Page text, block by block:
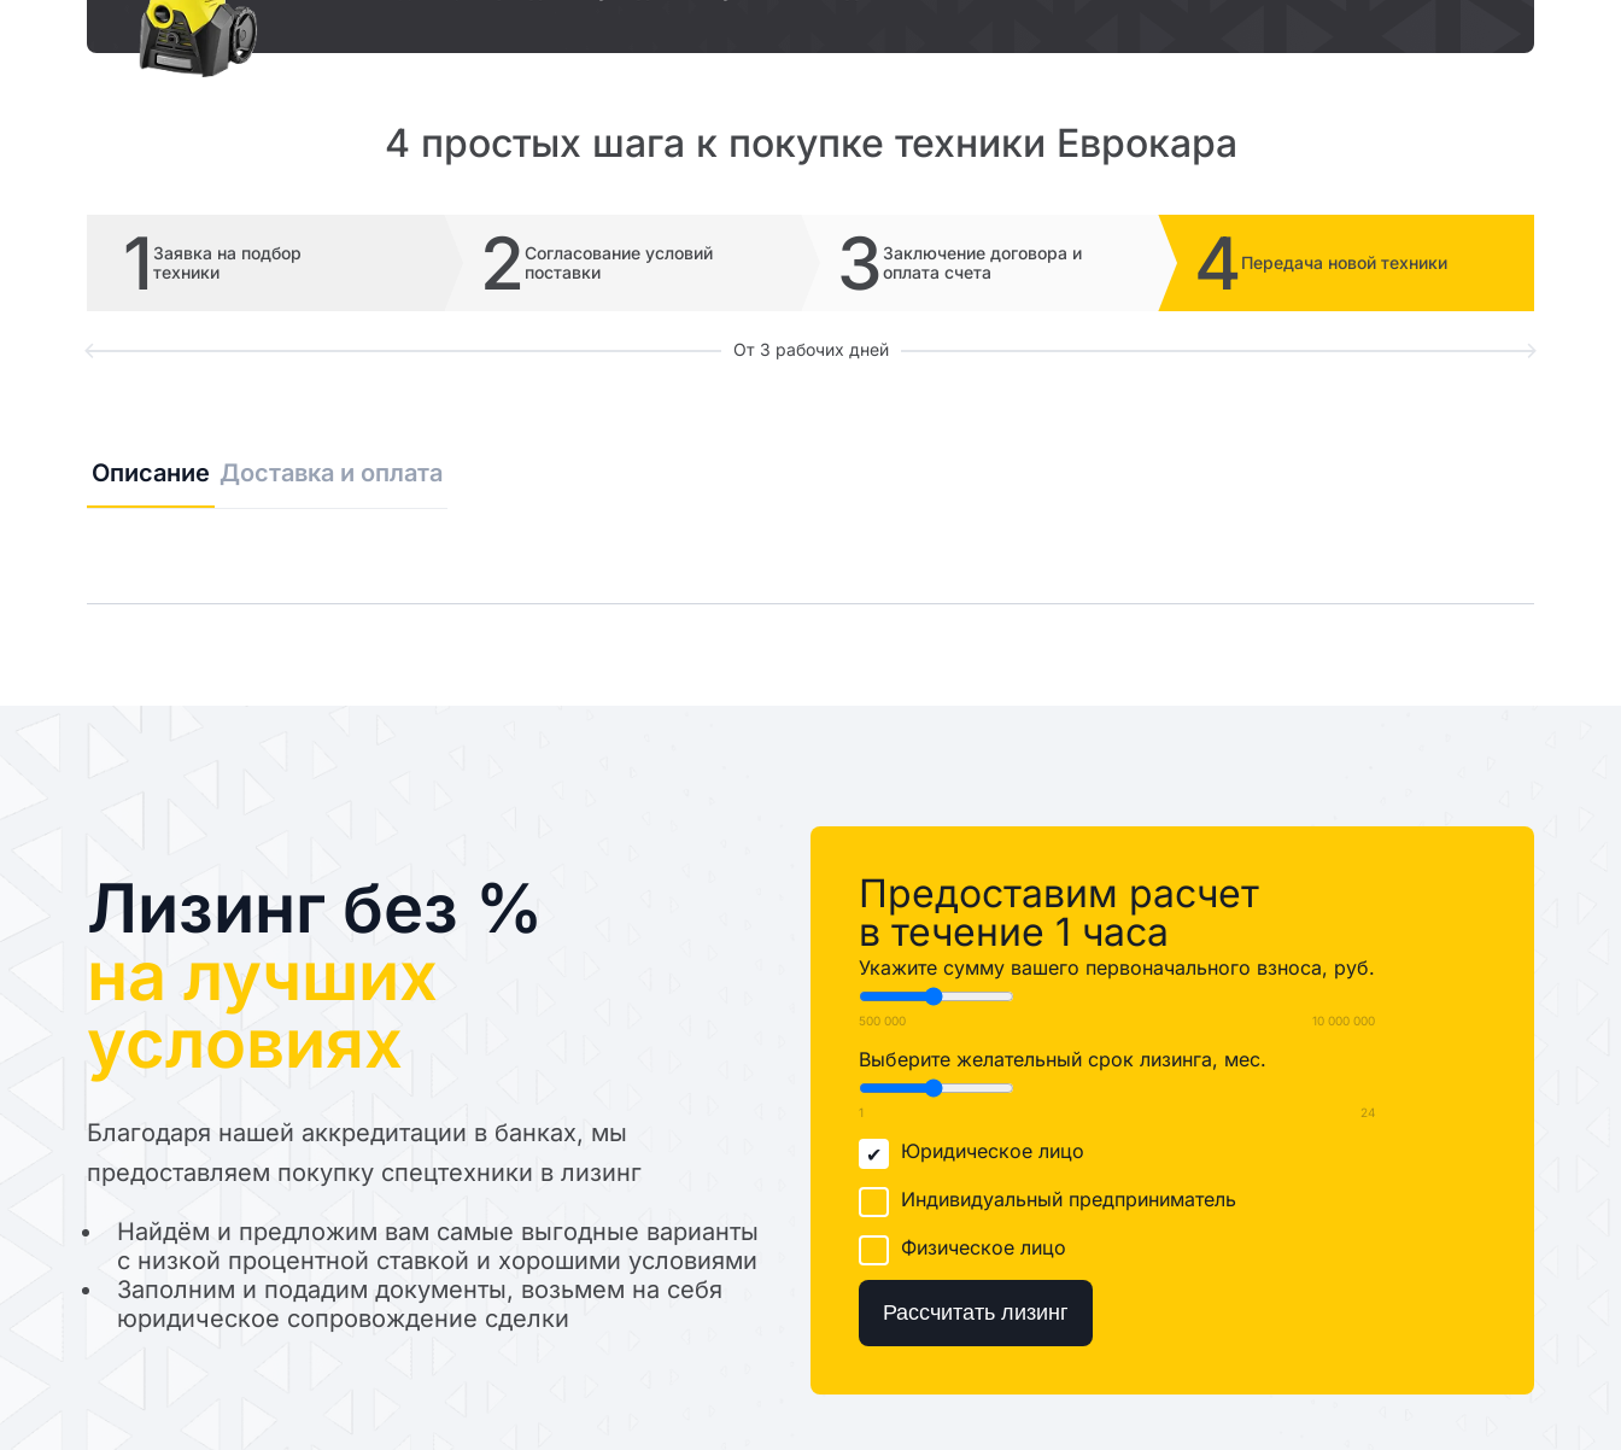
4 простых шага к покупке техники Еврокара
1 Заявка на подбор
техники
2 Согласование условий
поставки
3 Заключение договора и
оплата счета
4Передача новой техники
От 3 рабочих дней
Описание Доставка и оплата
Лизинг без %
на лучших
условиях
Благодаря нашей аккредитации в банках, мы
предоставляем покупку спецтехники в лизинг
Найдём и предложим вам самые выгодные варианты
с низкой процентной ставкой и хорошими условиями
Заполним и подадим документы, возьмем на себя
юридическое сопровождение сделки
Предоставим расчет
в течение 1 часа
Укажите сумму вашего первоначального взноса, руб.
500 000 10 000 000
Выберите желательный срок лизинга, мес.
1 24
Юридическое лицо
Индивидуальный предприниматель
Физическое лицо
Рассчитать лизинг